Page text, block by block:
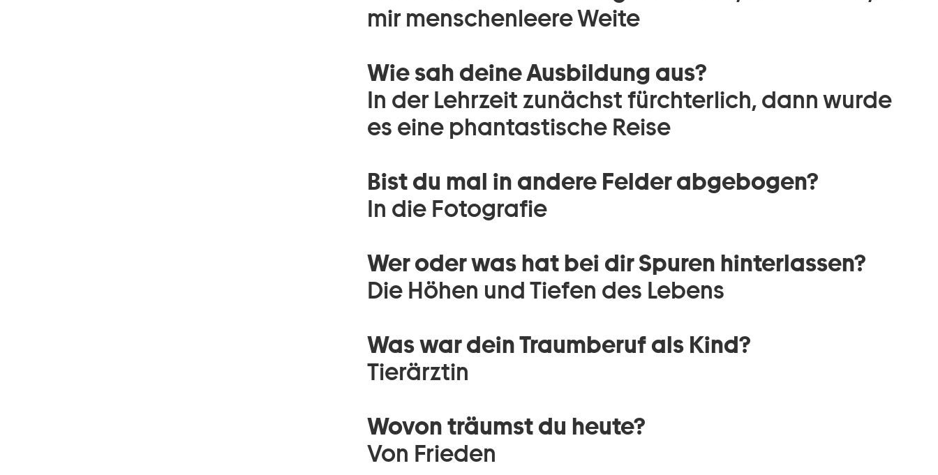
mir menschenleere Weite
Wie sah deine Ausbildung aus?
In der Lehrzeit zunächst fürchterlich, dann wurde
es eine phantastische Reise
Bist du mal in andere Felder abgebogen?
In die Fotografie
Wer oder was hat bei dir Spuren hinterlassen?
Die Höhen und Tiefen des Lebens
Was war dein Traumberuf als Kind?
Tierärztin
Wovon träumst du heute?
Von Frieden